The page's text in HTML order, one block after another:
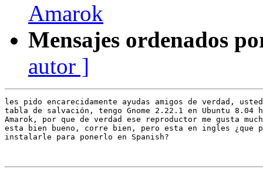
Amarok
Mensajes ordenados
autor ]
les pido encarecidamente ayudas amigos de verdad,
tabla de salvación, tengo Gnome 2.22.1 en Ubuntu 8.04
Amarok, por que de verdad ese reproductor me gusta
esta bien bueno, corre bien, pero esta en ingles ¿que
instalarle para ponerlo en Spanish?